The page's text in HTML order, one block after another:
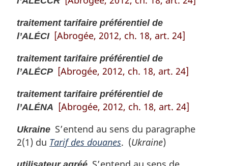
traitement tarifaire préférentiel de
l’ALÉCI [Abrogée, 2012, ch. 18, art. 24]
traitement tarifaire préférentiel de
l’ALÉCP [Abrogée, 2012, ch. 18, art. 24]
traitement tarifaire préférentiel de
l’ALÉNA [Abrogée, 2012, ch. 18, art. 24]
Ukraine S’entend au sens du paragraphe
2(1) du Tarif des douanes. (Ukraine)